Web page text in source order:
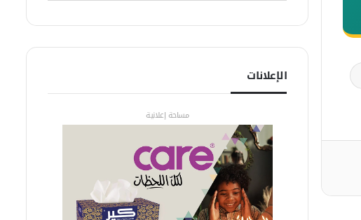
الإعلانات
مساحة إعلانية